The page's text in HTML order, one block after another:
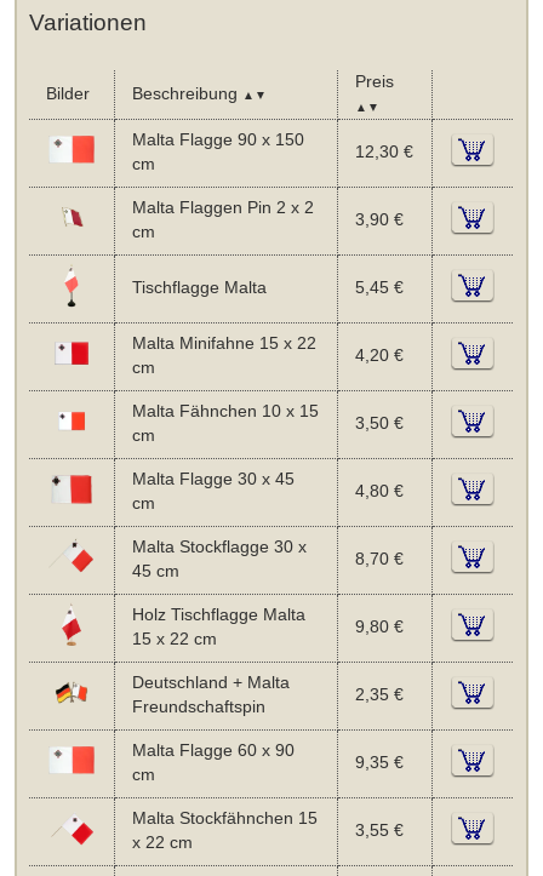
Variationen
Bilder Beschreibung ▲▼
Preis
▲▼
Malta Flagge 90 x 150
cm
12,30 €
Malta Flaggen Pin 2 x 2
cm
3,90 €
Tischflagge Malta 5,45 €
Malta Minifahne 15 x 22
cm
4,20 €
Malta Fähnchen 10 x 15
cm
3,50 €
Malta Flagge 30 x 45
cm
4,80 €
Malta Stockflagge 30 x
45 cm
8,70 €
Holz Tischflagge Malta
15 x 22 cm
9,80 €
Deutschland + Malta
Freundschaftspin
2,35 €
Malta Flagge 60 x 90
cm
9,35 €
Malta Stockfähnchen 15
x 22 cm
3,55 €